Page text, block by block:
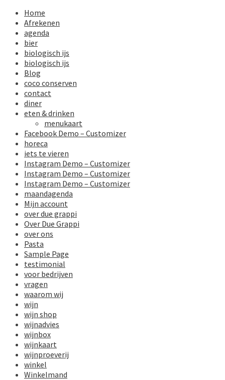
Home
Afrekenen
agenda
bier
biologisch ijs
biologisch ijs
Blog
coco conserven
contact
diner
eten & drinken
menukaart
Facebook Demo – Customizer
horeca
iets te vieren
Instagram Demo – Customizer
Instagram Demo – Customizer
Instagram Demo – Customizer
maandagenda
Mijn account
over due grappi
Over Due Grappi
over ons
Pasta
Sample Page
testimonial
voor bedrijven
vragen
waarom wij
wijn
wijn shop
wijnadvies
wijnbox
wijnkaart
wijnproeverij
winkel
Winkelmand